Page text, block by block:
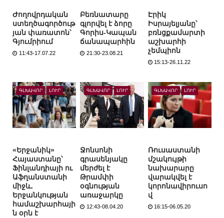
Ժողովրդական
ստեղծագործութ
յան փառատոն՝
Գյումրիում
11:43-17.07.22
Բեռնատարը
գլորվել է ձորը
Գորիս-Կապան
ճանապարհին
21:30-23.08.21
Էրիկ
Իսրայելյանը՝
բռնցքամարտի
աշխարհի
չեմպիոն
15:13-26.11.22
ԳԼԽԱՎՈՐ ԼՈՒՐ
«Երջանիկ»
Հայաստանը՝
Ֆինլանդիայի ու
Աֆղանստանի
միջև.
Երջանկության
համաշխարհայի
ն օրն է
ԳԼԽԱՎՈՐ ԼՈՒՐ
Ջոնսոնի
գրասենյակը
մերժել է
Թրամփի
օգնության
առաջարկը
12:43-08.04.20
ԳԼԽԱՎՈՐ ԼՈՒՐ
Ռուսաստանի
մշակույթի
նախարարը
վարակվել է
կորոնավիրուսո
վ
16:15-06.05.20